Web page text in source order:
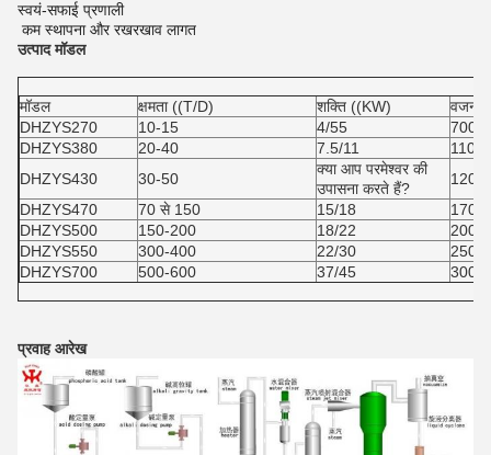
स्वयं-सफाई प्रणाली
️ कम स्थापना और रखरखाव लागत
उत्पाद मॉडल
मॉडल क्षमता ((T/D) शक्ति ((KW)
वजन
DHZYS270
10-15 4/55
700
DHZYS380
20-40 7.5/11
1100
DHZYS430
30-50
क्या आप परमेश्वर की
उपासना करते हैं?
1200
DHZYS470
70 से 150 15/18
1700
DHZYS500
150-200 18/22
2000
DHZYS550
300-400 22/30
2500
DHZYS700
500-600 37/45 3000
प्रवाह आरेख